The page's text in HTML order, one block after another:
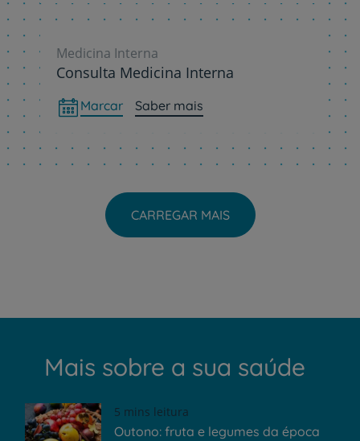
Medicina Interna
Consulta Medicina Interna
Marcar Saber mais
CARREGAR MAIS
Mais sobre a sua saúde
5 mins leitura
Outono: fruta e legumes da época